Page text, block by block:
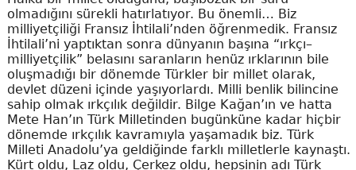
olmadığını sürekli hatırlatıyor. Bu önemli… Biz
milliyetçiliği Fransız İhtilali’nden öğrenmedik. Fransız
İhtilali’ni yaptıktan sonra dünyanın başına “ırkçı–
milliyetçilik” belasını saranların henüz ırklarının bile
oluşmadığı bir dönemde Türkler bir millet olarak,
devlet düzeni içinde yaşıyorlardı. Milli benlik bilincine
sahip olmak ırkçılık değildir. Bilge Kağan’ın ve hatta
Mete Han’ın Türk Milletinden bugünküne kadar hiçbir
dönemde ırkçılık kavramıyla yaşamadık biz. Türk
Milleti Anadolu’ya geldiğinde farklı milletlerle kaynaştı.
Kürt oldu, Laz oldu, Çerkez oldu, hepsinin adı Türk